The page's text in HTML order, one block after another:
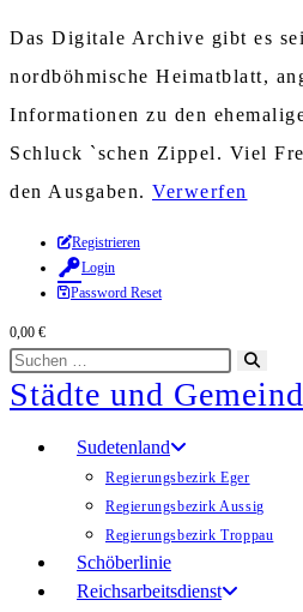
Das Digitale Archive gibt es
nordböhmische Heimatblatt,
Informationen zu den
Schluck `schen Zippel. Viel
den Ausgaben. Verwerfen
Zum
Inhalt
springen
Registrieren
Login
Password Reset
0,00 €
Diese
Website
durchsuchen
starten
Städte und
Sudetenland
Regierungsbezirk Eger
Regierungsbezirk Aussig
Regierungsbezirk Troppau
Schöberlinie
Reichsarbeitsdienst